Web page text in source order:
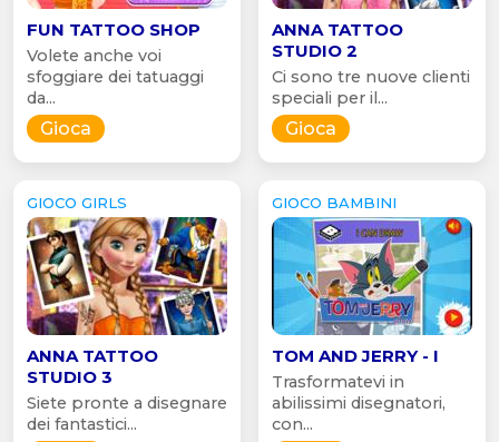
FUN TATTOO SHOP
Volete anche voi
sfoggiare dei tatuaggi
da...
Gioca
ANNA TATTOO
STUDIO 2
Ci sono tre nuove clienti
speciali per il...
Gioca
GIOCO GIRLS
ANNA TATTOO
STUDIO 3
Siete pronte a disegnare
dei fantastici...
GIOCO BAMBINI
TOM AND JERRY - I
Trasformatevi in
abilissimi disegnatori,
con...